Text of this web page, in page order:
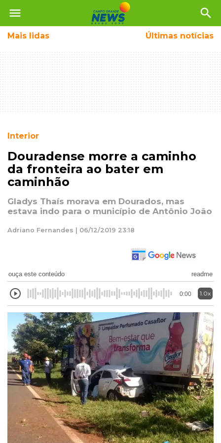
menu search
Mais lidas Últimas notícias
Interior
Douradense morre a caminho
da fronteira ao bater em
caminhão
Gladys Thaís morava em Dourados, mas
estava indo para o município de Antônio João
Adriano Fernandes | 06/12/2019 23:18
ouça este conteúdo readme
0:00 1.0x